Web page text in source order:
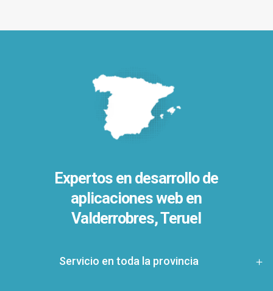
Expertos en desarrollo de
aplicaciones web en
Valderrobres, Teruel
Servicio en toda la provincia